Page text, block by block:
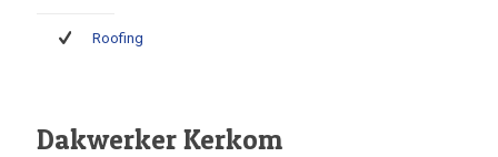
Roofing
Dakwerker Kerkom